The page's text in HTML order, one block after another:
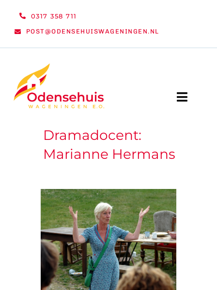
0317 358 711
POST@ODENSEHUISWAGENINGEN.NL
Toggle
WELKOM
ORGANISATIE
VRIJWILLIGERS & STAGIAIRES
CONTACT
Dramadocent:
Marianne Hermans